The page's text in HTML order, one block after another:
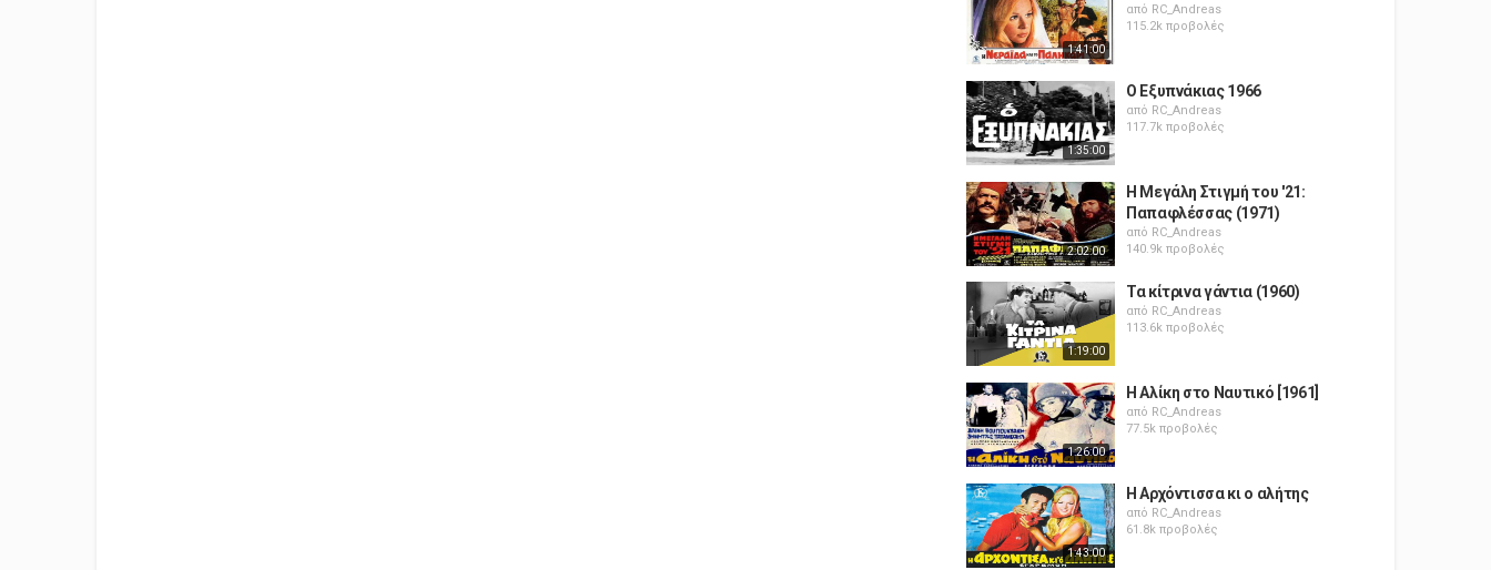
1:41:00
από RC_Andreas
115.2k προβολές
1:35:00
Ο Εξυπνάκιας 1966
από RC_Andreas
117.7k προβολές
2:02:00
Η Μεγάλη Στιγμή του '21:
Παπαφλέσσας (1971)
από RC_Andreas
140.9k προβολές
1:19:00
Τα κίτρινα γάντια (1960)
από RC_Andreas
113.6k προβολές
1:26:00
Η Αλίκη στο Ναυτικό [1961]
από RC_Andreas
77.5k προβολές
1:43:00
Η Αρχόντισσα κι ο αλήτης
από RC_Andreas
61.8k προβολές